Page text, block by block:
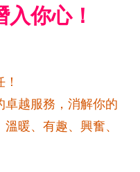
你心！
越服務，消解你的
暖、有趣、興奮、